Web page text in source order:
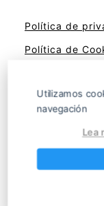
Política de
Política de
Contacto
Orgullosos
Utilizamos
navegación
Lea